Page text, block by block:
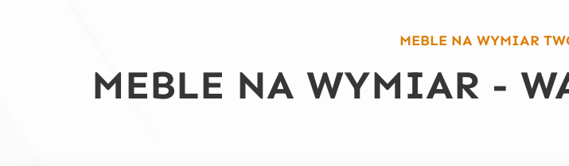
MEBLE NA WYMIAR
MEBLE NA WYMIAR -